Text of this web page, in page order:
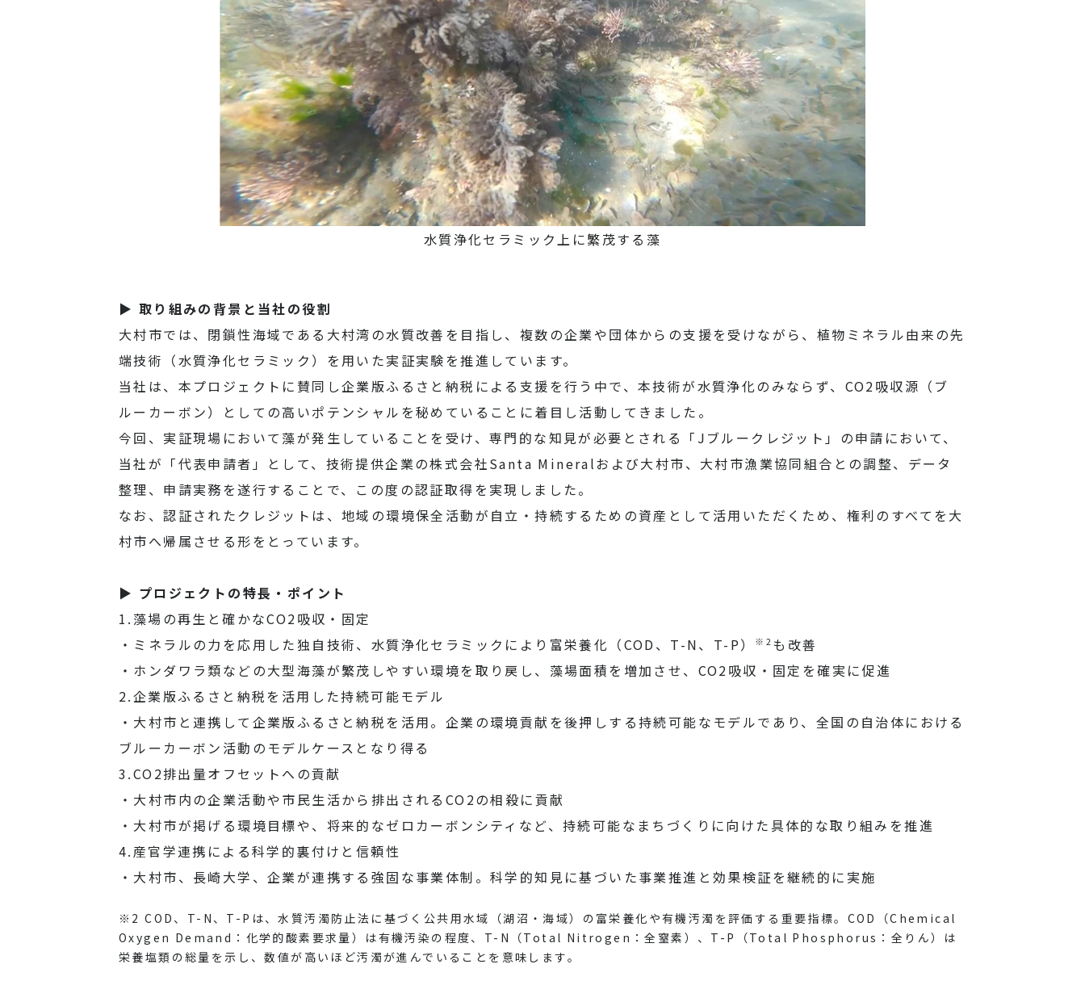
水質浄化セラミック上に繁茂する藻
▶ 取り組みの背景と当社の役割
大村市では、閉鎖性海域である大村湾の水質改善を目指し、複数の企業や団体からの支援を受けながら、植物ミネラル由来の先
端技術（水質浄化セラミック）を用いた実証実験を推進しています。
当社は、本プロジェクトに賛同し企業版ふるさと納税による支援を行う中で、本技術が水質浄化のみならず、CO2吸収源（ブ
ルーカーボン）としての高いポテンシャルを秘めていることに着目し活動してきました。
今回、実証現場において藻が発生していることを受け、専門的な知見が必要とされる「Jブルークレジット」の申請において、
当社が「代表申請者」として、技術提供企業の株式会社Santa Mineralおよび大村市、大村市漁業協同組合との調整、データ
整理、申請実務を遂行することで、この度の認証取得を実現しました。
なお、認証されたクレジットは、地域の環境保全活動が自立・持続するための資産として活用いただくため、権利のすべてを大
村市へ帰属させる形をとっています。
▶ プロジェクトの特長・ポイント
1.藻場の再生と確かなCO2吸収・固定
・ミネラルの力を応用した独自技術、水質浄化セラミックにより富栄養化（COD、T-N、T-P）
※2 も改善
・ホンダワラ類などの大型海藻が繁茂しやすい環境を取り戻し、藻場面積を増加させ、CO2吸収・固定を確実に促進
2.企業版ふるさと納税を活用した持続可能モデル
・大村市と連携して企業版ふるさと納税を活用。企業の環境貢献を後押しする持続可能なモデルであり、全国の自治体における
ブルーカーボン活動のモデルケースとなり得る
3.CO2排出量オフセットへの貢献
・大村市内の企業活動や市民生活から排出されるCO2の相殺に貢献
・大村市が掲げる環境目標や、将来的なゼロカーボンシティなど、持続可能なまちづくりに向けた具体的な取り組みを推進
4.産官学連携による科学的裏付けと信頼性
・大村市、長崎大学、企業が連携する強固な事業体制。科学的知見に基づいた事業推進と効果検証を継続的に実施
※2 COD、T-N、T-Pは、水質汚濁防止法に基づく公共用水域（湖沼・海域）の富栄養化や有機汚濁を評価する重要指標。COD（Chemical
Oxygen Demand：化学的酸素要求量）は有機汚染の程度、T-N（Total Nitrogen：全窒素）、T-P（Total Phosphorus：全りん）は
栄養塩類の総量を示し、数値が高いほど汚濁が進んでいることを意味します。